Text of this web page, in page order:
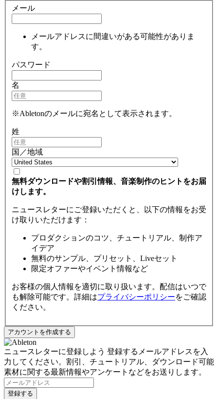
メール
メールアドレスに間違いがある可能性がありま
す。
パスワード
名
※Abletonのメールに宛名として表示されます。
姓
国／地域
無料ダウンロードや割引情報、音楽制作のヒントをお届
けします。
ニュースレターにご登録いただくと、以下の情報をお受
け取りいただけます：
プロダクションのコツ、チュートリアル、制作ア
イデア
無料のサンプル、プリセット、Liveセット
限定オファーやイベント情報など
お客様の個人情報を適切に取り扱います。配信はいつで
も解除可能です。詳細はプライバシーポリシーをご確認
ください。
ニュースレターに登録しよう 登録するメールアドレスを入
力してください。割引、チュートリアル、ダウンロード可能
素材に関する最新情報やアンケートなどをお送りします。